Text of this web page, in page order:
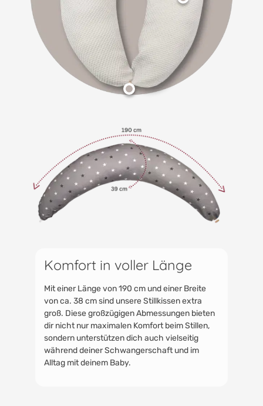
Komfort in voller Länge
Mit einer Länge von 190 cm und einer Breite
von ca. 38 cm sind unsere Stillkissen extra
groß. Diese großzügigen Abmessungen bieten
dir nicht nur maximalen Komfort beim Stillen,
sondern unterstützen dich auch vielseitig
während deiner Schwangerschaft und im
Alltag mit deinem Baby.